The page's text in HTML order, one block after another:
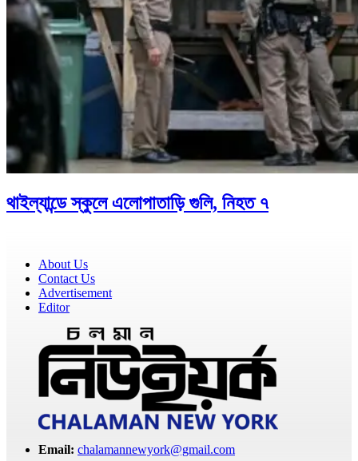
থাইল্যান্ডে স্কুলে এলোপাতাড়ি গুলি, নিহত ৭
About Us
Contact Us
Advertisement
Editor
Email: chalamannewyork@gmail.com